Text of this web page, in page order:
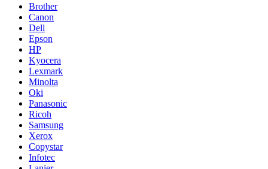
Brother
Canon
Dell
Epson
HP
Kyocera
Lexmark
Minolta
Oki
Panasonic
Ricoh
Samsung
Xerox
Copystar
Infotec